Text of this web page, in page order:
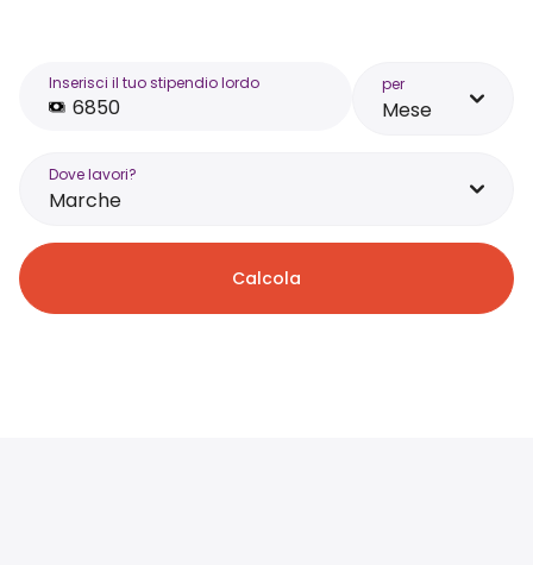
Inserisci il tuo stipendio lordo per
Mese
Dove lavori?
Marche
Calcola